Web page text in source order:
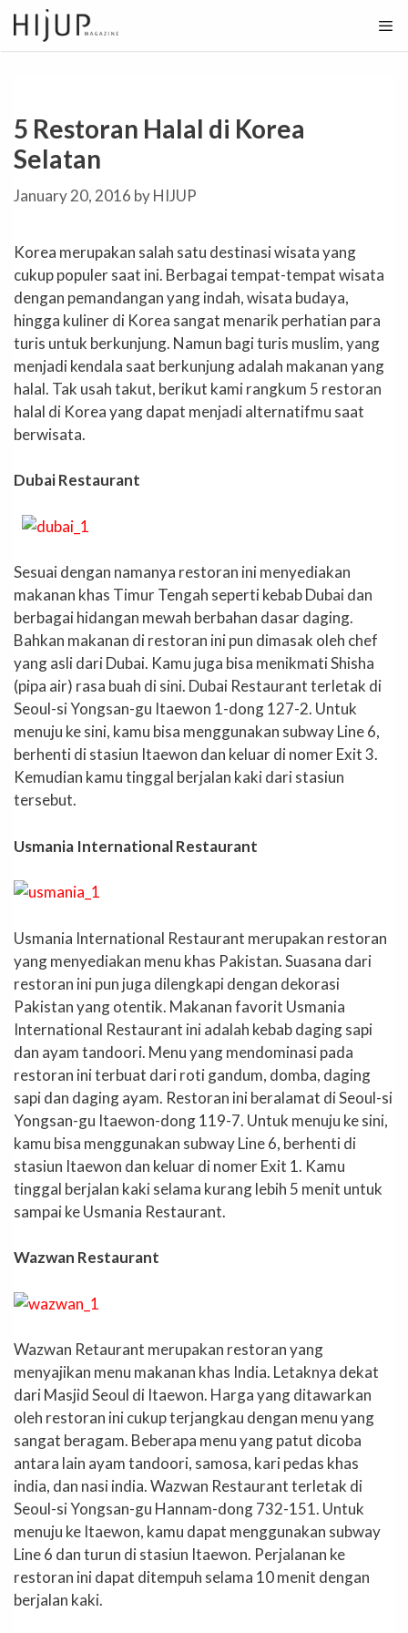
Skip
to
content
5 Restoran Halal di Korea
Selatan
January 20, 2016 byHIJUP
Korea merupakan salah satu destinasi wisata yang
cukup populer saat ini. Berbagai tempat-tempat wisata
dengan pemandangan yang indah, wisata budaya,
hingga kuliner di Korea sangat menarik perhatian para
turis untuk berkunjung. Namun bagi turis muslim, yang
menjadi kendala saat berkunjung adalah makanan yang
halal. Tak usah takut, berikut kami rangkum 5 restoran
halal di Korea yang dapat menjadi alternatifmu saat
berwisata.
Dubai Restaurant
Sesuai dengan namanya restoran ini menyediakan
makanan khas Timur Tengah seperti kebab Dubai dan
berbagai hidangan mewah berbahan dasar daging.
Bahkan makanan di restoran ini pun dimasak oleh chef
yang asli dari Dubai. Kamu juga bisa menikmati Shisha
(pipa air) rasa buah di sini. Dubai Restaurant terletak di
Seoul-si Yongsan-gu Itaewon 1-dong 127-2. Untuk
menuju ke sini, kamu bisa menggunakan subway Line 6,
berhenti di stasiun Itaewon dan keluar di nomer Exit 3.
Kemudian kamu tinggal berjalan kaki dari stasiun
tersebut.
Usmania International Restaurant
Usmania International Restaurant merupakan restoran
yang menyediakan menu khas Pakistan. Suasana dari
restoran ini pun juga dilengkapi dengan dekorasi
Pakistan yang otentik. Makanan favorit Usmania
International Restaurant ini adalah kebab daging sapi
dan ayam tandoori. Menu yang mendominasi pada
restoran ini terbuat dari roti gandum, domba, daging
sapi dan daging ayam. Restoran ini beralamat di Seoul-si
Yongsan-gu Itaewon-dong 119-7. Untuk menuju ke sini,
kamu bisa menggunakan subway Line 6, berhenti di
stasiun Itaewon dan keluar di nomer Exit 1. Kamu
tinggal berjalan kaki selama kurang lebih 5 menit untuk
sampai ke Usmania Restaurant.
Wazwan Restaurant
Wazwan Retaurant merupakan restoran yang
menyajikan menu makanan khas India. Letaknya dekat
dari Masjid Seoul di Itaewon. Harga yang ditawarkan
oleh restoran ini cukup terjangkau dengan menu yang
sangat beragam. Beberapa menu yang patut dicoba
antara lain ayam tandoori, samosa, kari pedas khas
india, dan nasi india. Wazwan Restaurant terletak di
Seoul-si Yongsan-gu Hannam-dong 732-151. Untuk
menuju ke Itaewon, kamu dapat menggunakan subway
Line 6 dan turun di stasiun Itaewon. Perjalanan ke
restoran ini dapat ditempuh selama 10 menit dengan
berjalan kaki.